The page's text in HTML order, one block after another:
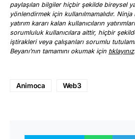
paylaşılan bilgiler hiçbir şekilde bireysel
yönlendirmek için kullanılmamalıdır.
yatırım kararı kalan kullanıcıların
sorumluluk kullanıcılara aittir, hiçbir
iştirakleri veya çalışanları sorumlu
Beyanı’nın tamamını okumak için tıklayınız.
Animoca Web3